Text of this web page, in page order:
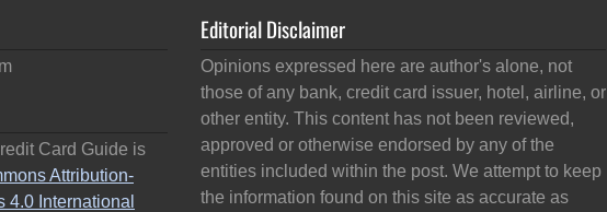
Card Guide is
Attribution-
International
Editorial Disclaimer
Opinions expressed here are author's alone, not
those of any bank, credit card issuer, hotel, airline, or
other entity. This content has not been reviewed,
approved or otherwise endorsed by any of the
entities included within the post. We attempt to keep
the information found on this site as accurate as